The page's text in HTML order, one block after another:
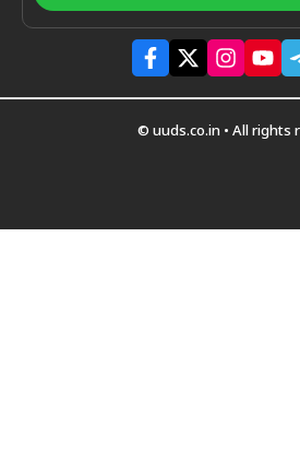
© uuds.co.in • All rights